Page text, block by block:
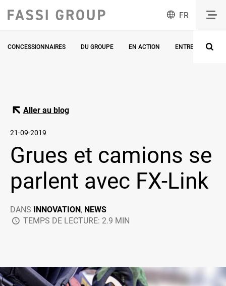
FR
CONCESSIONNAIRES DU GROUPE EN ACTION ENTREVUES
Aller au blog
21-09-2019
Grues et camions se
parlent avec FX-Link
DANS INNOVATION, NEWS
TEMPS DE LECTURE: 2.9 MIN